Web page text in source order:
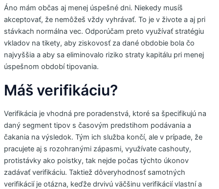
Áno mám občas aj menej úspešné dni. Niekedy musíš
akceptovať, že nemôžeš vždy vyhrávať. To je v živote a aj pri
stávkach normálna vec. Odporúčam preto využívať stratégiu
vkladov na tikety, aby ziskovosť za dané obdobie bola čo
najvyššia a aby sa eliminovalo riziko straty kapitálu pri menej
úspešnom období tipovania.
Máš verifikáciu?
Verifikácia je vhodná pre poradenstvá, ktoré sa špecifikujú na
daný segment tipov s časovým predstihom podávania a
čakania na výsledok. Tým ich služba končí, ale v prípade, že
pracujete aj s rozohranými zápasmi, využívate cashouty,
protistávky ako poistky, tak nejde počas týchto úkonov
zadávať verifikáciu. Taktiež dôveryhodnosť samotných
verifikácií je otázna, keďže drvivú väčšinu verifikácií vlastní a